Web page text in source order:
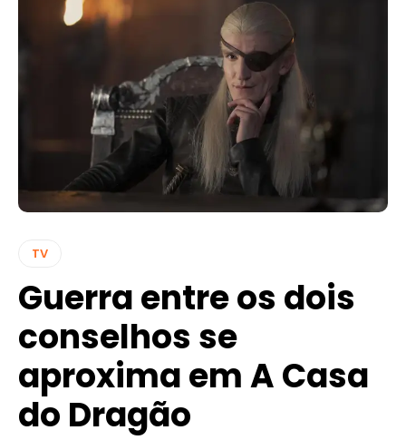
TV
Guerra entre os dois
conselhos se
aproxima em A Casa
do Dragão